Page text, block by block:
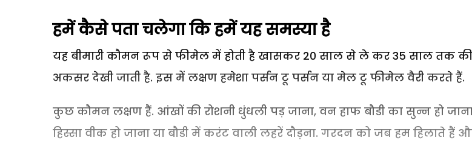
हमें कैसे पता चलेगा कि हमें यह समस्या है
यह बीमारी कौमन रूप से फीमेल में होती है खासकर 20 साल से ले कर 35 साल तक
अकसर देखी जाती है. इस में लक्षण हमेशा पर्सन टू पर्सन या मेल टू फीमेल वैरी करते हैं.
कुछ कौमन लक्षण हैं. आंखों की रोशनी धुंधली पड़ जाना, वन हाफ बौडी का सुन्न हो
हिस्सा वीक हो जाना या बौडी में करंट वाली लहरें दौड़ना. गरदन को जब हम हिलाते हैं